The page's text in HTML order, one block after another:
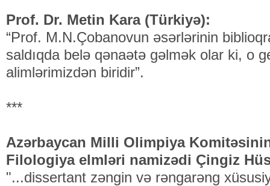
Prof. Dr. Metin Kara (Türkiyə):
“Prof. M.N.Çobanovun əsərlərinin
saldıqda belə qənaətə gəlmək olar ki, o
alimlərimizdən biridir”.
***
Azərbaycan Milli Olimpiya
Filologiya elmləri namizədi Çingiz
"...dissertant zəngin və rəngarəng